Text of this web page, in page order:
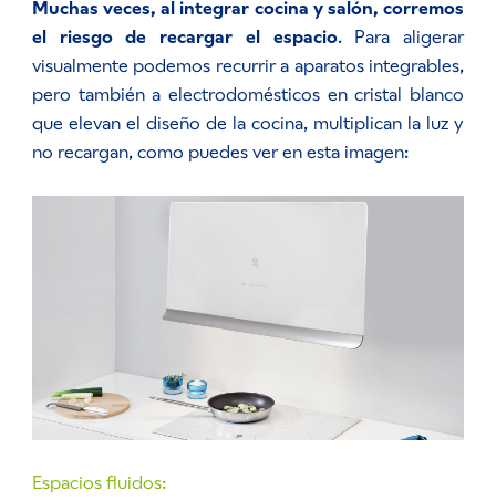
Muchas veces, al integrar cocina y salón, corremos
el riesgo de recargar el espacio. Para aligerar
visualmente podemos recurrir a aparatos integrables,
pero también a electrodomésticos en cristal blanco
que elevan el diseño de la cocina, multiplican la luz y
no recargan, como puedes ver en esta imagen:
Espacios fluidos: